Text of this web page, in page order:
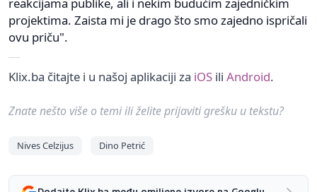
projektima. Zaista mi je drago što smo zajedno ispričali
ovu priču".
Klix.ba čitajte i u našoj aplikaciji za iOS ili Android.
Znate nešto više o temi ili želite prijaviti grešku u tekstu?
Nives Celzijus Dino Petrić